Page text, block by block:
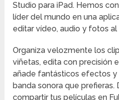
Studio para iPad. Hemos
líder del mundo en una
editar vídeo, audio y fotos
Organiza velozmente los
viñetas, edita con precisión
añade fantásticos efectos y
banda sonora que prefieras.
compartir tus películas en